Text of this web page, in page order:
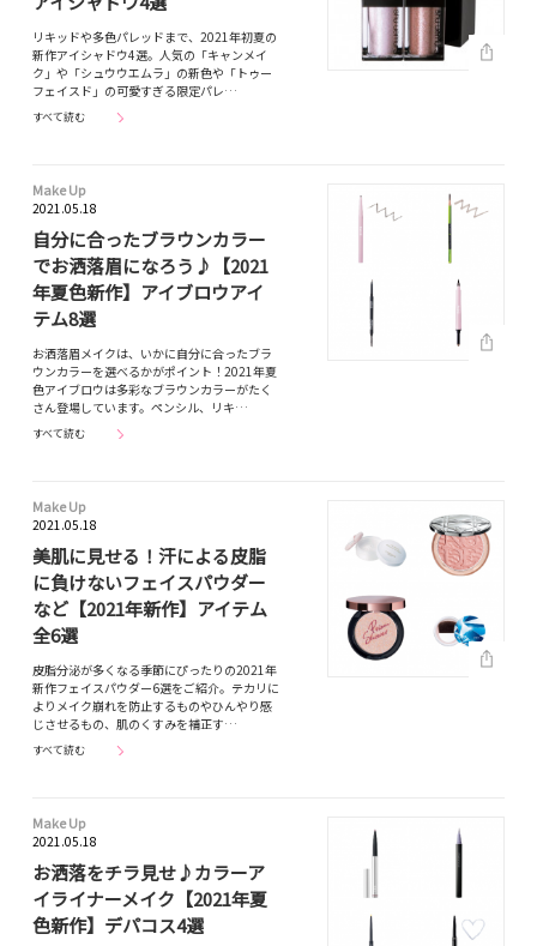
リキッドや多色パレッドまで、2021年初夏の
新作アイシャドウ4選。人気の「キャンメイ
ク」や「シュウウエムラ」の新色や「トゥー
フェイスド」の可愛すぎる限定パレ…
すべて読む
Make Up
2021.05.18
自分に合ったブラウンカラー
でお洒落眉になろう♪【2021
年夏色新作】アイブロウアイ
テム8選
お洒落眉メイクは、いかに自分に合ったブラ
ウンカラーを選べるかがポイント！2021年夏
色アイブロウは多彩なブラウンカラーがたく
さん登場しています。ペンシル、リキ…
すべて読む
Make Up
2021.05.18
美肌に見せる！汗による皮脂
に負けないフェイスパウダー
など【2021年新作】アイテム
全6選
皮脂分泌が多くなる季節にぴったりの2021年
新作フェイスパウダー6選をご紹介。テカリに
よりメイク崩れを防止するものやひんやり感
じさせるもの、肌のくすみを補正す…
すべて読む
Make Up
2021.05.18
お洒落をチラ見せ♪カラーア
イライナーメイク【2021年夏
色新作】デパコス4選